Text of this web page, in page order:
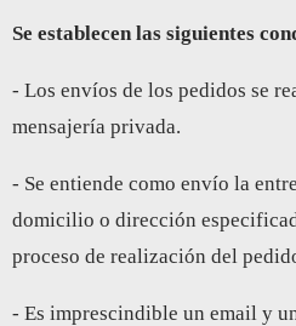
Se establecen las siguientes
- Los envíos de los pedidos se
mensajería privada.
- Se entiende como envío la
domicilio o dirección
proceso de realización del
- Es imprescindible un email y